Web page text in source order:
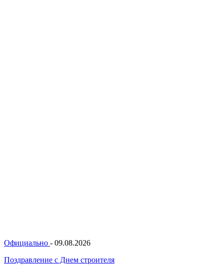
Официально - 09.08.2026
Поздравление с Днем строителя